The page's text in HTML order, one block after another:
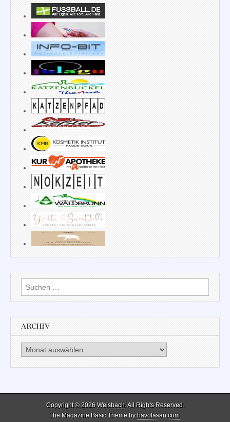
Suchen
nach:
ARCHIV
Archiv
Copyright © 2026 Weisbach. All Rights Reserved.
The Magazine Basic Theme bybavotasan.com.